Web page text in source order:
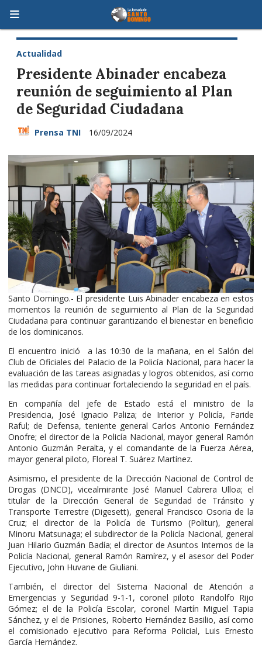
Presidente Abinader encabeza
reunión de seguimiento al Plan
de Seguridad Ciudadana
Actualidad
16/09/2024
Prensa TNI
Santo Domingo.- El presidente Luis Abinader encabeza en estos
momentos la reunión de seguimiento al Plan de la Seguridad
Ciudadana para continuar garantizando el bienestar en beneficio
de los dominicanos.
El encuentro inició a las 10:30 de la mañana, en el Salón del
Club de Oficiales del Palacio de la Policía Nacional, para hacer la
evaluación de las tareas asignadas y logros obtenidos, así como
las medidas para continuar fortaleciendo la seguridad en el país.
En compañía del jefe de Estado está el ministro de la
Presidencia, José Ignacio Paliza; de Interior y Policía, Faride
Raful; de Defensa, teniente general Carlos Antonio Fernández
Onofre; el director de la Policía Nacional, mayor general Ramón
Antonio Guzmán Peralta, y el comandante de la Fuerza Aérea,
mayor general piloto, Floreal T. Suárez Martínez.
Asimismo, el presidente de la Dirección Nacional de Control de
Drogas (DNCD), vicealmirante José Manuel Cabrera Ulloa; el
titular de la Dirección General de Seguridad de Tránsito y
Transporte Terrestre (Digesett), general Francisco Osoria de la
Cruz; el director de la Policía de Turismo (Politur), general
Minoru Matsunaga; el subdirector de la Policía Nacional, general
Juan Hilario Guzmán Badía; el director de Asuntos Internos de la
Policía Nacional, general Ramón Ramírez, y el asesor del Poder
Ejecutivo, John Huvane de Giuliani.
También, el director del Sistema Nacional de Atención a
Emergencias y Seguridad 9-1-1, coronel piloto Randolfo Rijo
Gómez; el de la Policía Escolar, coronel Martín Miguel Tapia
Sánchez, y el de Prisiones, Roberto Hernández Basilio, así como
el comisionado ejecutivo para Reforma Policial, Luis Ernesto
García Hernández.